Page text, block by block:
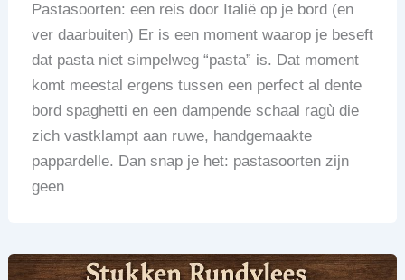
Pastasoorten: een reis door Italië op je bord (en
ver daarbuiten) Er is een moment waarop je beseft
dat pasta niet simpelweg “pasta” is. Dat moment
komt meestal ergens tussen een perfect al dente
bord spaghetti en een dampende schaal ragù die
zich vastklampt aan ruwe, handgemaakte
pappardelle. Dan snap je het: pastasoorten zijn
geen